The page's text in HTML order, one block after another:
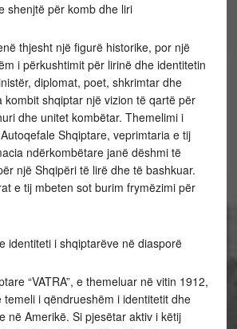
shenjtë për komb dhe liri
thjesht një figurë historike, por një
i përkushtimit për lirinë dhe identitetin
diplomat, poet, shkrimtar dhe
kombit shqiptar një vizion të qartë për
dhe unitet kombëtar. Themelimi i
Shqiptare, veprimtaria e tij
ndërkombëtare janë dëshmi të
një Shqipëri të lirë dhe të bashkuar.
e tij mbeten sot burim frymëzimi për
identiteti i shqiptarëve në diasporë
“VATRA”, e themeluar në vitin 1912,
i qëndrueshëm i identitetit dhe
në Amerikë. Si pjesëtar aktiv i këtij